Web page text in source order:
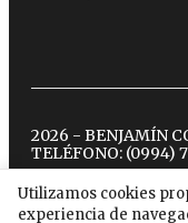
Utilizamos cookies
experiencia de
2026 - BENJAMÍN
TELÉFONO: (0994)